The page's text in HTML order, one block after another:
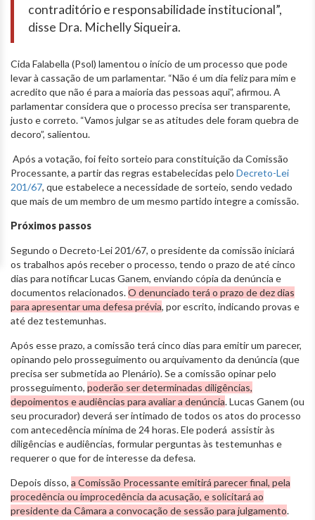
contraditório e responsabilidade institucional”,
disse Dra. Michelly Siqueira.
Cida Falabella (Psol) lamentou o início de um processo que pode
levar à cassação de um parlamentar. “Não é um dia feliz para mim e
acredito que não é para a maioria das pessoas aqui”, afirmou. A
parlamentar considera que o processo precisa ser transparente,
justo e correto. “Vamos julgar se as atitudes dele foram quebra de
decoro”, salientou.
Após a votação, foi feito sorteio para constituição da Comissão
Processante, a partir das regras estabelecidas pelo Decreto-Lei
201/67, que estabelece a necessidade de sorteio, sendo vedado
que mais de um membro de um mesmo partido integre a comissão.
Próximos passos
Segundo o Decreto-Lei 201/67, o presidente da comissão iniciará
os trabalhos após receber o processo, tendo o prazo de até cinco
dias para notificar Lucas Ganem, enviando cópia da denúncia e
documentos relacionados.O denunciado terá o prazo de dez dias
para apresentar uma defesa prévia, por escrito, indicando provas e
até dez testemunhas.
Após esse prazo, a comissão terá cinco dias para emitir um parecer,
opinando pelo prosseguimento ou arquivamento da denúncia (que
precisa ser submetida ao Plenário). Se a comissão opinar pelo
prosseguimento, poderão ser determinadas diligências,
depoimentos e audiências para avaliar a denúncia. Lucas Ganem (ou
seu procurador) deverá ser intimado de todos os atos do processo
com antecedência mínima de 24 horas. Ele poderá assistir às
diligências e audiências, formular perguntas às testemunhas e
requerer o que for de interesse da defesa.
Depois disso, a Comissão Processante emitirá parecer final, pela
procedência ou improcedência da acusação, e solicitará ao
presidente da Câmara a convocação de sessão para julgamento.